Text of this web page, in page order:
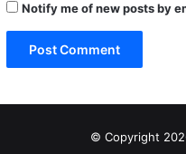
Notify me of new posts by
© Copyright